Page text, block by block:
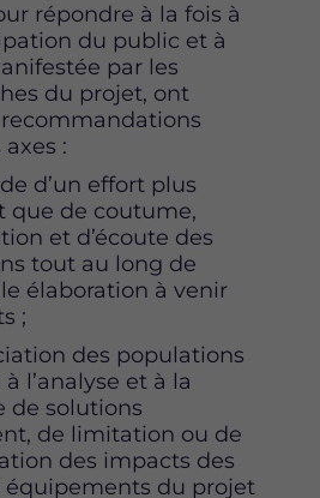
répondre à la fois à
du public et à
par les
du projet, ont
:
d’un effort plus
que de coutume,
et d’écoute des
tout au long de
élaboration à venir
;
des populations
l’analyse et à la
de solutions
de limitation ou de
des impacts des
équipements du projet